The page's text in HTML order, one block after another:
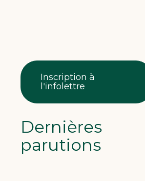
Inscription à
l'infolettre
Dernières
parutions